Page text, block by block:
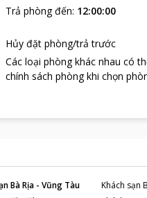
Trả phòng đến: 12:00:00
Hủy đặt phòng/trả trước
Các loại phòng khác nhau có
chính sách phòng khi chọn
Bà Rịa - Vũng Tàu Khách sạn